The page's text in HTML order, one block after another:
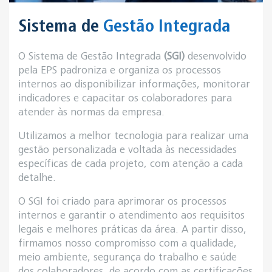
Sistema de Gestão Integrada
O Sistema de Gestão Integrada (SGI) desenvolvido
pela EPS padroniza e organiza os processos
internos ao disponibilizar informações, monitorar
indicadores e capacitar os colaboradores para
atender às normas da empresa.
Utilizamos a melhor tecnologia para realizar uma
gestão personalizada e voltada às necessidades
específicas de cada projeto, com atenção a cada
detalhe.
O SGI foi criado para aprimorar os processos
internos e garantir o atendimento aos requisitos
legais e melhores práticas da área. A partir disso,
firmamos nosso compromisso com a qualidade,
meio ambiente, segurança do trabalho e saúde